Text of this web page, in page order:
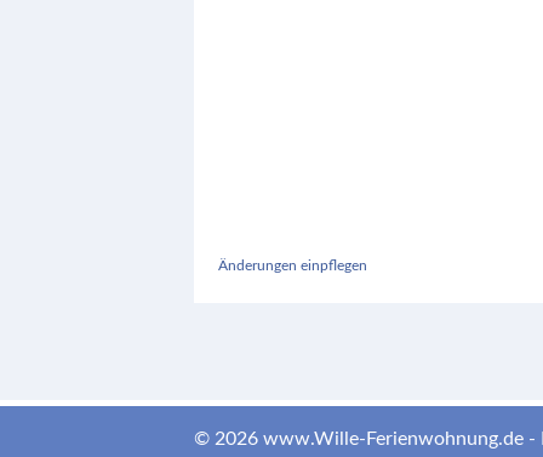
Änderungen einpflegen
© 2026 www.Wille-Ferienwohnung.de -